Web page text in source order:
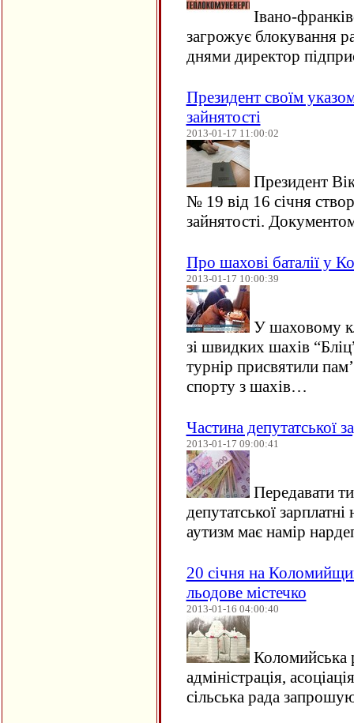
Івано-
загрожує блокування
днями директор
Президент своїм
зайнятості
2013-01-17 11:00:02
Президент
№ 19 від 16 січня
зайнятості.
Про шахові баталії у
2013-01-17 10:00:39
У шаховому
зі швидких шахів
турнір присвятили
спорту з шахів…
Частина депутатської
2013-01-17 09:00:41
Передавати
депутатської
аутизм має намір
20 січня на
льодове містечко
2013-01-16 04:00:40
Коломийська
адміністрація,
сільська рада